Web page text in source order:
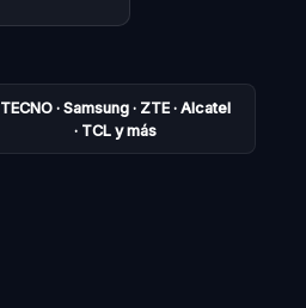
TECNO · Samsung · ZTE · Alcatel
· TCL y más